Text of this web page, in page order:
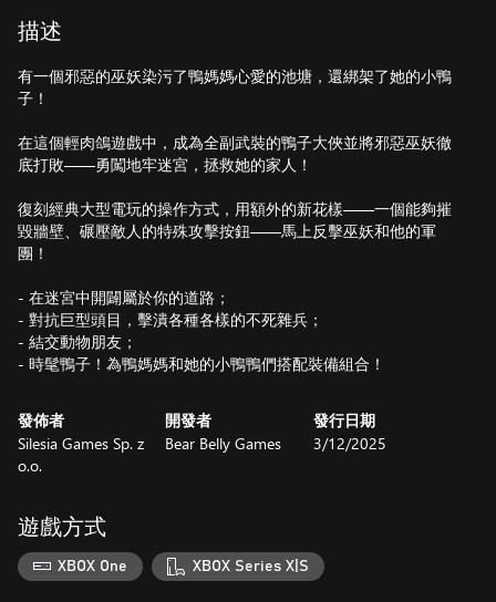
描述
有一個邪惡的巫妖染污了鴨媽媽心愛的池塘，還綁架了她的小鴨
子！
在這個輕肉鴿遊戲中，成為全副武裝的鴨子大俠並將邪惡巫妖徹
底打敗——勇闖地牢迷宮，拯救她的家人！
復刻經典大型電玩的操作方式，用額外的新花樣——一個能夠摧
毀牆壁、碾壓敵人的特殊攻擊按鈕——馬上反擊巫妖和他的軍
團！
- 在迷宮中開闢屬於你的道路；
- 對抗巨型頭目，擊潰各種各樣的不死雜兵；
- 結交動物朋友；
- 時髦鴨子！為鴨媽媽和她的小鴨鴨們搭配裝備組合！
發佈者
Silesia Games Sp. z
o.o.
開發者
Bear Belly Games
發行日期
3/12/2025
遊戲方式
XBOX One XBOX Series X|S